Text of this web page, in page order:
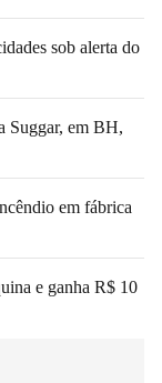
sob alerta do
Suggar, em BH,
em fábrica
e ganha R$ 10